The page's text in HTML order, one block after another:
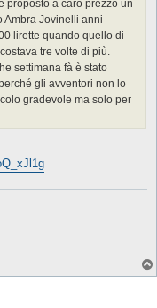
proposto a caro prezzo un
Ambra Jovinelli anni
lirette quando quello di
tre volte di più.
settimana fà è stato
gli avventori non lo
gradevole ma solo per